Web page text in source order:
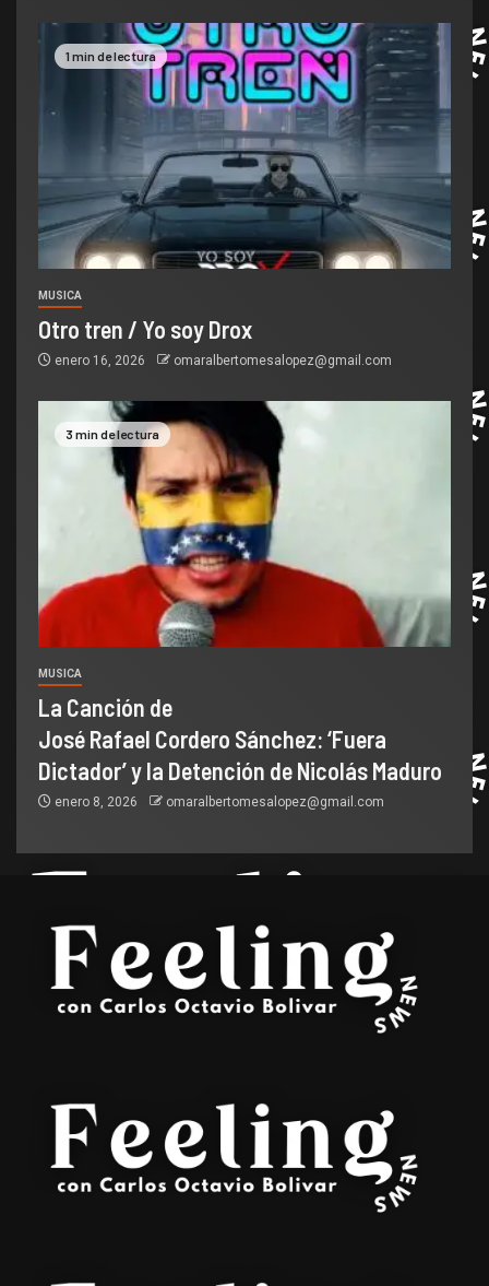
1 min de lectura
MUSICA
Otro tren / Yo soy Drox
enero 16, 2026 omaralbertomesalopez@gmail.com
3 min de lectura
MUSICA
La Canción de
José Rafael Cordero Sánchez: ‘Fuera
Dictador’ y la Detención de Nicolás Maduro
enero 8, 2026 omaralbertomesalopez@gmail.com